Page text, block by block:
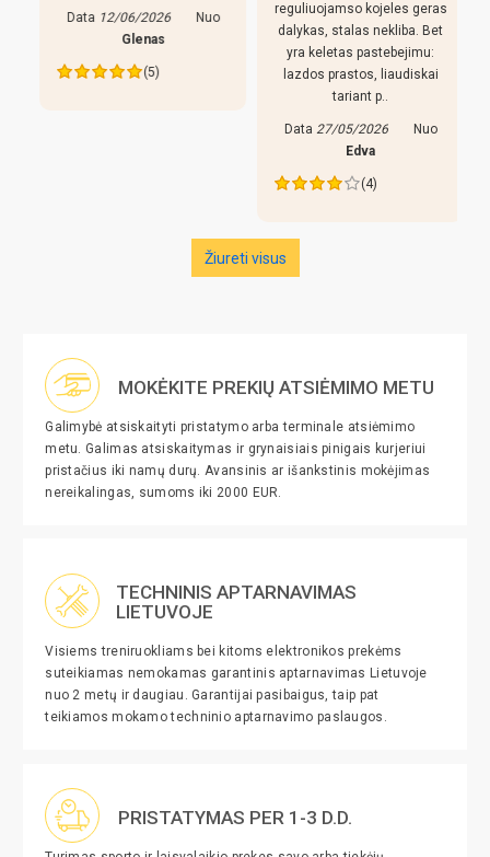
Data12/06/2026
Nuo
Glenas
(5)
reguliuojamso kojeles geras
dalykas, stalas nekliba. Bet
yra keletas pastebejimu:
lazdos prastos, liaudiskai
tariant p..
Data27/05/2026
Nuo
Edva
(4)
Žiureti visus
MOKĖKITE PREKIŲ ATSIĖMIMO METU
Galimybė atsiskaityti pristatymo arba terminale atsiėmimo
metu. Galimas atsiskaitymas ir grynaisiais pinigais kurjeriui
pristačius iki namų durų. Avansinis ar išankstinis mokėjimas
nereikalingas, sumoms iki 2000 EUR.
TECHNINIS APTARNAVIMAS
LIETUVOJE
Visiems treniruokliams bei kitoms elektronikos prekėms
suteikiamas nemokamas garantinis aptarnavimas Lietuvoje
nuo 2 metų ir daugiau. Garantijai pasibaigus, taip pat
teikiamos mokamo techninio aptarnavimo paslaugos.
PRISTATYMAS PER 1-3 D.D.